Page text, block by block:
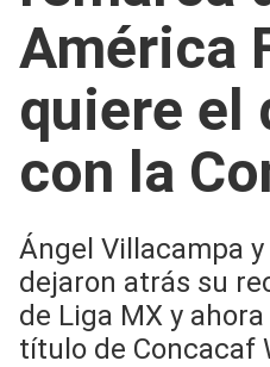
América
quiere el
con la
Ángel Villacampa
dejaron atrás su
de Liga MX y
título de Concacaf